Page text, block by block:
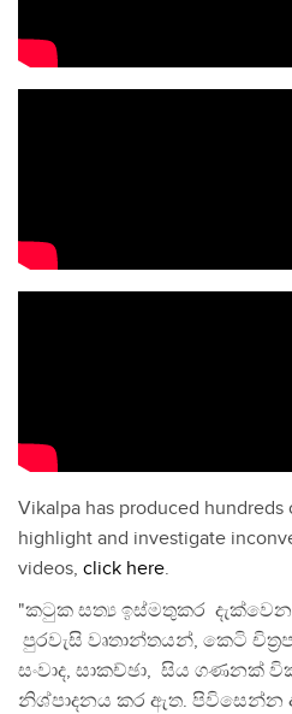
Vikalpa has produced
highlight and investigate
videos, click here.
"කටුක සත්‍ය ඉස්මතුකර දැක්වෙන
පුරවැසි වෘතාන්තයන්, කෙටි
සංවාද, සාකච්ඡා, සිය ගණනක්
නිශ්පාදනය කර ඇත. පිවිසෙන්න